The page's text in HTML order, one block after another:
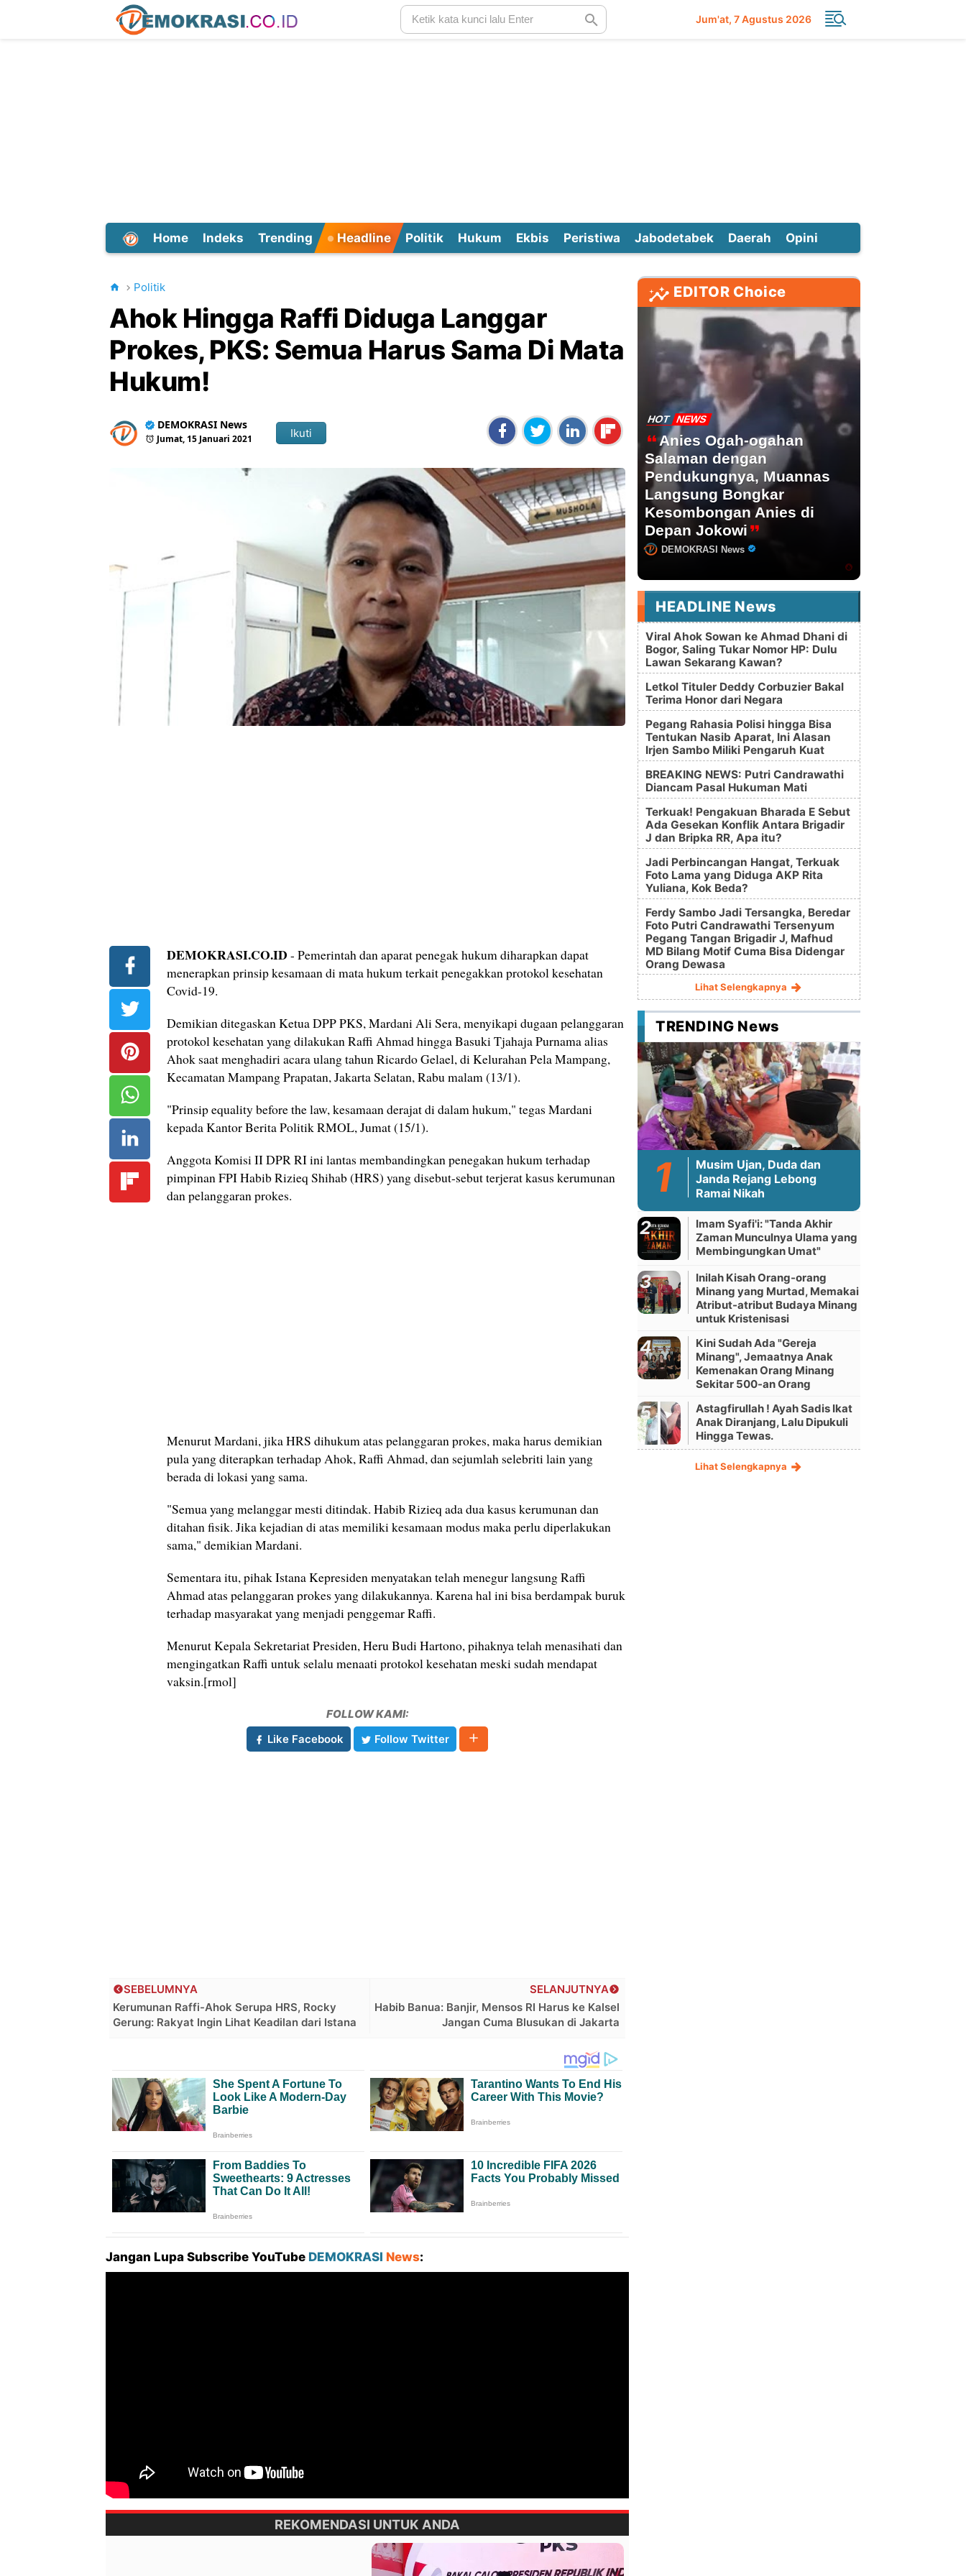
Jum'at 7 Agustus 2026
Home Indeks Trending Headline Politik Hukum Ekbis Peristiwa Jabodetabek Daerah Opini
Politik
Ahok Hingga Raffi Diduga Langgar
Prokes, PKS: Semua Harus Sama Di Mata
Hukum!
DEMOKRASI News
Jumat, 15 Januari 2021 Ikuti
DEMOKRASI.CO.ID - Pemerintah dan aparat penegak hukum diharapkan dapat
menerapkan prinsip kesamaan di mata hukum terkait penegakkan protokol kesehatan
Covid-19.
Demikian ditegaskan Ketua DPP PKS, Mardani Ali Sera, menyikapi dugaan pelanggaran
protokol kesehatan yang dilakukan Raffi Ahmad hingga Basuki Tjahaja Purnama alias
Ahok saat menghadiri acara ulang tahun Ricardo Gelael, di Kelurahan Pela Mampang,
Kecamatan Mampang Prapatan, Jakarta Selatan, Rabu malam (13/1).
"Prinsip equality before the law, kesamaan derajat di dalam hukum," tegas Mardani
kepada Kantor Berita Politik RMOL, Jumat (15/1).
Anggota Komisi II DPR RI ini lantas membandingkan penegakan hukum terhadap
pimpinan FPI Habib Rizieq Shihab (HRS) yang disebut-sebut terjerat kasus kerumunan
dan pelanggaran prokes.
Menurut Mardani, jika HRS dihukum atas pelanggaran prokes, maka harus demikian
pula yang diterapkan terhadap Ahok, Raffi Ahmad, dan sejumlah selebriti lain yang
berada di lokasi yang sama.
"Semua yang melanggar mesti ditindak. Habib Rizieq ada dua kasus kerumunan dan
ditahan fisik. Jika kejadian di atas memiliki kesamaan modus maka perlu diperlakukan
sama," demikian Mardani.
Sementara itu, pihak Istana Kepresiden menyatakan telah menegur langsung Raffi
Ahmad atas pelanggaran prokes yang dilakukannya. Karena hal ini bisa berdampak buruk
terhadap masyarakat yang menjadi penggemar Raffi.
Menurut Kepala Sekretariat Presiden, Heru Budi Hartono, pihaknya telah menasihati dan
mengingatkan Raffi untuk selalu menaati protokol kesehatan meski sudah mendapat
vaksin.[rmol]
FOLLOW KAMI:
Like Facebook
Follow Twitter
SELANJUTNYA
Habib Banua: Banjir, Mensos RI Harus ke Kalsel
Jangan Cuma Blusukan di Jakarta
SEBELUMNYA
Kerumunan Raffi-Ahok Serupa HRS, Rocky
Gerung: Rakyat Ingin Lihat Keadilan dari Istana
Jangan Lupa Subscribe YouTube DEMOKRASI News:
REKOMENDASI UNTUK ANDA
EDITOR Choice
HOT NEWS
Anies Ogah-ogahan
Salaman dengan
Pendukungnya, Muannas
Langsung Bongkar
Kesombongan Anies di
Depan Jokowi
DEMOKRASI News
HEADLINE News
Viral Ahok Sowan ke Ahmad Dhani di
Bogor, Saling Tukar Nomor HP: Dulu
Lawan Sekarang Kawan?
Letkol Tituler Deddy Corbuzier Bakal
Terima Honor dari Negara
Pegang Rahasia Polisi hingga Bisa
Tentukan Nasib Aparat, Ini Alasan
Irjen Sambo Miliki Pengaruh Kuat
BREAKING NEWS: Putri Candrawathi
Diancam Pasal Hukuman Mati
Terkuak! Pengakuan Bharada E Sebut
Ada Gesekan Konflik Antara Brigadir
J dan Bripka RR, Apa itu?
Jadi Perbincangan Hangat, Terkuak
Foto Lama yang Diduga AKP Rita
Yuliana, Kok Beda?
Ferdy Sambo Jadi Tersangka, Beredar
Foto Putri Candrawathi Tersenyum
Pegang Tangan Brigadir J, Mafhud
MD Bilang Motif Cuma Bisa Didengar
Orang Dewasa
Lihat Selengkapnya
TRENDING News
Musim Ujan, Duda dan
Janda Rejang Lebong
Ramai Nikah
Imam Syafi'i: "Tanda Akhir
Zaman Munculnya Ulama yang
Membingungkan Umat"
Inilah Kisah Orang-orang
Minang yang Murtad, Memakai
Atribut-atribut Budaya Minang
untuk Kristenisasi
Kini Sudah Ada "Gereja
Minang", Jemaatnya Anak
Kemenakan Orang Minang
Sekitar 500-an Orang
Astagfirullah ! Ayah Sadis Ikat
Anak Diranjang, Lalu Dipukuli
Hingga Tewas.
Lihat Selengkapnya